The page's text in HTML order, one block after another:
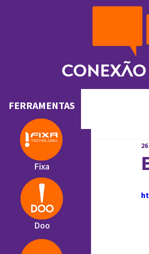
FERRAMENTAS
Fixa
Doo